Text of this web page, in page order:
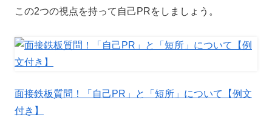
この2つの視点を持って自己PRをしましょう。
面接鉄板質問！「自己PR」と「短所」について【例文
付き】